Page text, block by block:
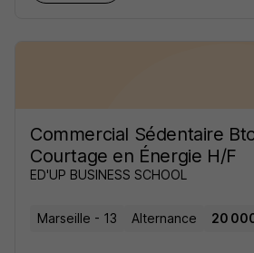
Commercial Sédentaire
Courtage en Énergie H/F
ED'UP BUSINESS SCHOOL
Marseille - 13 Alternance 20